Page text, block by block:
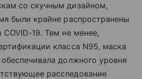
со скучным дизайном,
были крайне распространены
19. Тем не менее,
класса N95, маска
должного уровня
расследование